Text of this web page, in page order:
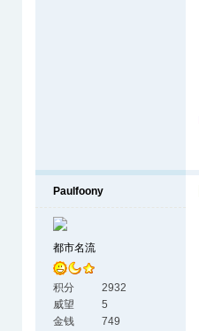
Paulfoony
都市名流
积分
2932
威望
5
金钱
749